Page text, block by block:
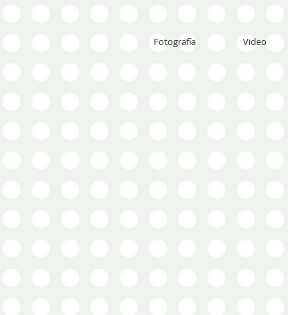
Fotografía Video